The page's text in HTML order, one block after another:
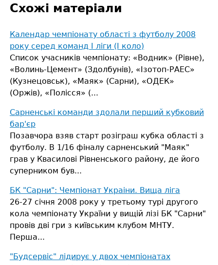
Схожі матеріали
Календар чемпіонату області з футболу 2008
року серед команд І ліги (І коло)
Список учасників чемпіонату: «Водник» (Рівне),
«Волинь-Цемент» (Здолбунів), «Ізотоп-РАЕС»
(Кузнецовськ), «Маяк» (Сарни), «ОДЕК»
(Оржів), «Полісся» (...
Сарненські команди здолали перший кубковий
бар'єр
Позавчора взяв старт розіграш кубка області з
футболу. В 1/16 фіналу сарненський "Маяк"
грав у Квасилові Рівненського району, де його
суперником був...
БК "Сарни": Чемпіонат Украіни. Вища ліга
26-27 cічня 2008 року у третьому турі другого
кола чемпіонату України у вищій лізі БК "Сарни"
провів дві гри з київським клубом МНТУ.
Перша...
"Будсервіс" лідирує у двох чемпіонатах